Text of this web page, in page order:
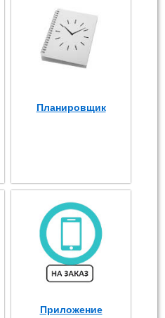
Планировщик
Приложение